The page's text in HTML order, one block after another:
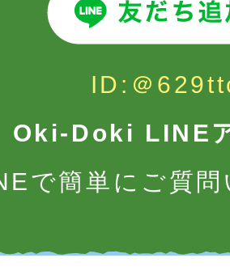
ID:＠
Oki-Doki LINE
で簡単にご質